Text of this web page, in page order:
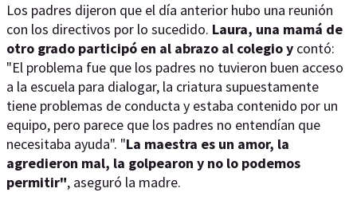
Los padres dijeron que el día anterior hubo una reunión
con los directivos por lo sucedido. Laura, una mamá de
otro grado participó en al abrazo al colegio y contó:
"El problema fue que los padres no tuvieron buen acceso
a la escuela para dialogar, la criatura supuestamente
tiene problemas de conducta y estaba contenido por un
equipo, pero parece que los padres no entendían que
necesitaba ayuda". "La maestra es un amor, la
agredieron mal, la golpearon y no lo podemos
permitir", aseguró la madre.